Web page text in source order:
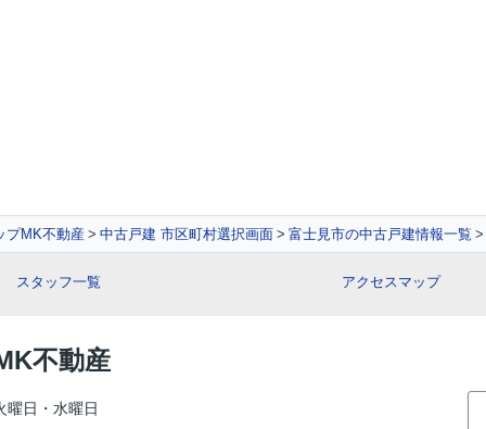
プMK不動産 中古戸建 市区町村選択画面 富士見市の中古戸建情報一覧
スタッフ一覧 アクセスマップ
不動産
曜日・水曜日